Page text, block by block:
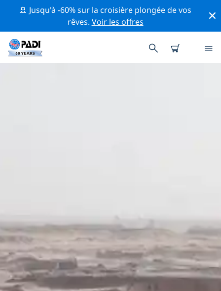
🚢 Jusqu'à -60% sur la croisière plongée de vos
rêves. Voir les offres